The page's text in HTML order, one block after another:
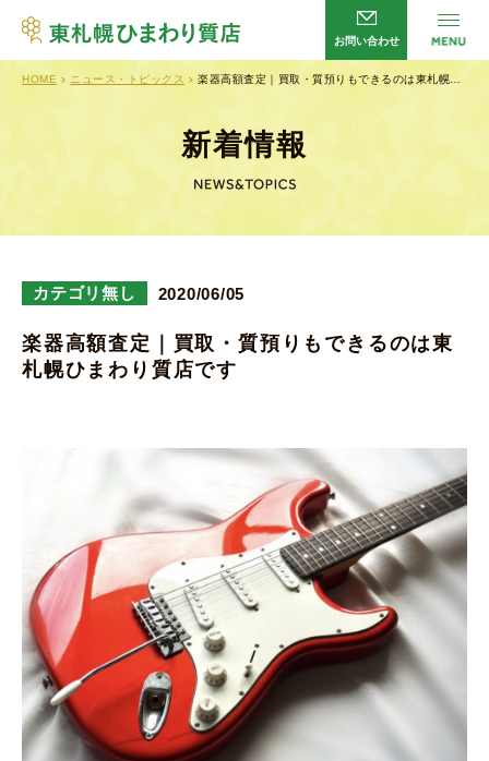
お問い合わせ
HOME サービス
新着情報 プライバシーポリシー
お問い合わせ
HOME ニュース・トピックス 楽器高額査定｜買取・質預りもできるのは東札幌…
新着情報
カテゴリ無し 2020/06/05
楽器高額査定｜買取・質預りもできるのは東
札幌ひまわり質店です